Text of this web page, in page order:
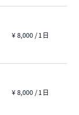
¥ 8,000 / 1日
¥ 8,000 / 1日